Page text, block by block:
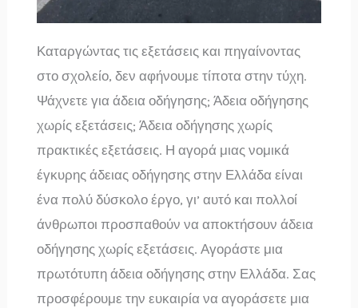
Καταργώντας τις εξετάσεις και πηγαίνοντας
στο σχολείο, δεν αφήνουμε τίποτα στην τύχη.
Ψάχνετε για άδεια οδήγησης; Άδεια οδήγησης
χωρίς εξετάσεις; Άδεια οδήγησης χωρίς
πρακτικές εξετάσεις. Η αγορά μιας νομικά
έγκυρης άδειας οδήγησης στην Ελλάδα είναι
ένα πολύ δύσκολο έργο, γι’ αυτό και πολλοί
άνθρωποι προσπαθούν να αποκτήσουν άδεια
οδήγησης χωρίς εξετάσεις. Αγοράστε μια
πρωτότυπη άδεια οδήγησης στην Ελλάδα. Σας
προσφέρουμε την ευκαιρία να αγοράσετε μια